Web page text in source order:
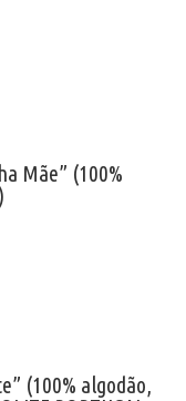
Mãe” (100%
(100% algodão,